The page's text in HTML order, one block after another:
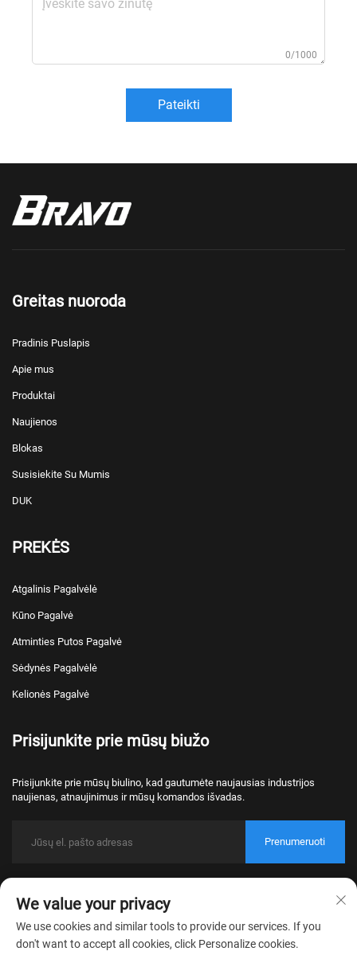
0/1000
Pateikti
Greitas nuoroda
Pradinis Puslapis
Apie mus
Produktai
Naujienos
Blokas
Susisiekite Su Mumis
DUK
PREKĖS
Atgalinis Pagalvėlė
Kūno Pagalvė
Atminties Putos Pagalvė
Sėdynės Pagalvėlė
Kelionės Pagalvė
Prisijunkite prie mūsų biužo
Prisijunkite prie mūsų biulino, kad gautumėte naujausias industrijos
naujienas, atnaujinimus ir mūsų komandos išvadas.
Prenumeruoti
pravažymės rezervirowanės.
Privatumo politika
We value your privacy
We use cookies and similar tools to provide our services. If you
don't want to accept all cookies, click Personalize cookies.